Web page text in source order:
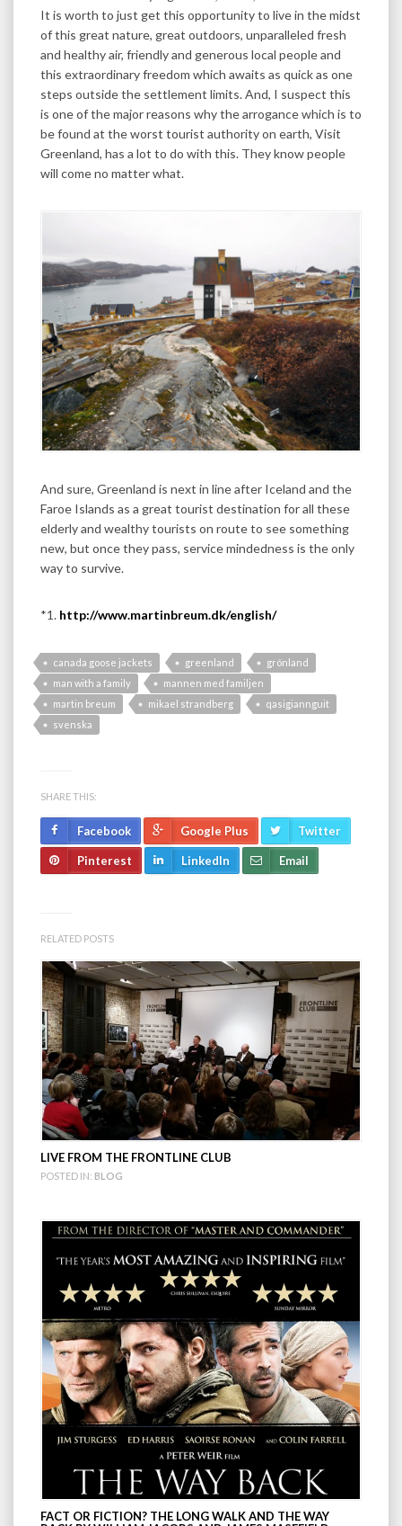
It is worth to just get this opportunity to live in the midst
of this great nature, great outdoors, unparalleled fresh
and healthy air, friendly and generous local people and
this extraordinary freedom which awaits as quick as one
steps outside the settlement limits. And, I suspect this
is one of the major reasons why the arrogance which is to
be found at the worst tourist authority on earth, Visit
Greenland, has a lot to do with this. They know people
will come no matter what.
And sure, Greenland is next in line after Iceland and the
Faroe Islands as a great tourist destination for all these
elderly and wealthy tourists on route to see something
new, but once they pass, service mindedness is the only
way to survive.
*1. http://www.martinbreum.dk/english/
canada goose jackets greenland
grönland
man with a family
mannen med familjen
martin breum
mikael strandberg
qasigiannguit
svenska
SHARE THIS:
Facebook Google Plus Twitter
Pinterest LinkedIn Email
RELATED POSTS
LIVE FROM THE FRONTLINE CLUB
POSTED IN: BLOG
FACT OR FICTION? THE LONG WALK AND THE WAY